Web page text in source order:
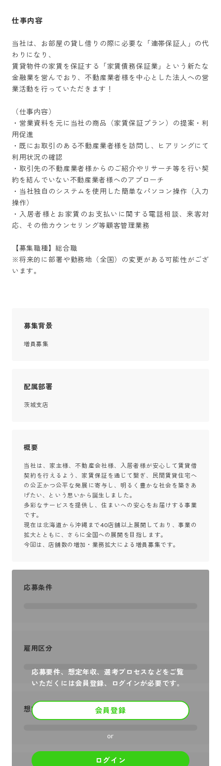
仕事内容
当社は、お部屋の貸し借りの際に必要な「連帯保証人」の代
わりになり、
賃貸物件の家賃を保証する「家賃債務保証業」という新たな
金融業を営んでおり、不動産業者様を中心とした法人への営
業活動を行っていただきます！
（仕事内容）
・営業資料を元に当社の商品（家賃保証プラン）の提案・利
用促進
・既にお取引のある不動産業者様を訪問し、ヒアリングにて
利用状況の確認
・取引先の不動産業者様からのご紹介やリサーチ等を行い契
約を結んでいない不動産業者様へのアプローチ
・当社独自のシステムを使用した簡単なパソコン操作（入力
操作）
・入居者様とお家賃のお支払いに関する電話相談、来客対
応、その他カウンセリング等顧客管理業務
【募集職種】総合職
※将来的に部署や勤務地（全国）の変更がある可能性がござ
います。
募集背景
増員募集
配属部署
茨城支店
概要
当社は、家主様、不動産会社様、入居者様が安心して賃貸借
契約を行えるよう、家賃保証を通じて繋ぎ、民間賃貸住宅へ
の公正かつ公平な発展に寄与し、明るく豊かな社会を築きあ
げたい、という思いから誕生しました。
多彩なサービスを提供し、住まいへの安心をお届けする事業
です。
現在は北海道から沖縄まで40店舗以上展開しており、事業の
拡大とともに、さらに全国への展開を目指します。
今回は、店舗数の増加・業務拡大による増員募集です。
応募要件、想定年収、選考プロセスなどをご覧
いただくには会員登録、ログインが必要です。
会員登録
or
ログイン
応募条件
雇用区分
想定年収